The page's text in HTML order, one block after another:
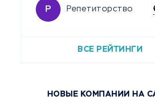
Р Репетиторство
ВСЕ РЕЙТИНГИ
НОВЫЕ КОМПАНИИ НА